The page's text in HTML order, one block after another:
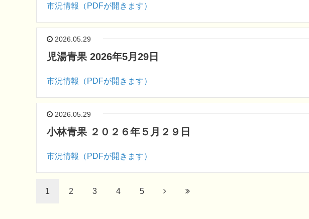
市況情報（PDFが開きます）
2026.05.29
児湯青果 2026年5月29日
市況情報（PDFが開きます）
2026.05.29
小林青果 ２０２６年５月２９日
市況情報（PDFが開きます）
1 2 3 4 5